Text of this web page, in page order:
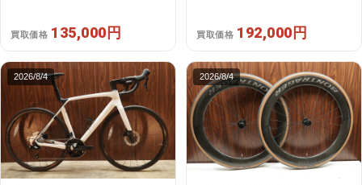
買取価格 135,000円 買取価格 192,000円
2026/8/4 2026/8/4